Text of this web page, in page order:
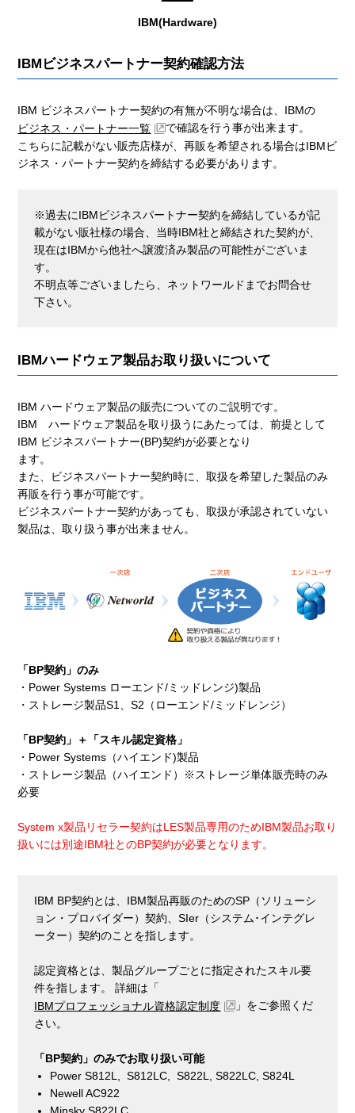
IBM(Hardware)
IBMビジネスパートナー契約確認方法
IBM ビジネスパートナー契約の有無が不明な場合は、IBMの
ビジネス・パートナー一覧
で確認を行う事が出来ます。
こちらに記載がない販売店様が、再販を希望される場合はIBMビ
ジネス・パートナー契約を締結する必要があります。
※過去にIBMビジネスパートナー契約を締結しているが記
載がない販社様の場合、当時IBM社と締結された契約が、
現在はIBMから他社へ譲渡済み製品の可能性がございま
す。
不明点等ございましたら、ネットワールドまでお問合せ
下さい。
IBMハードウェア製品お取り扱いについて
IBM ハードウェア製品の販売についてのご説明です。
IBM ハードウェア製品を取り扱うにあたっては、前提として
IBM ビジネスパートナー(BP)契約が必要となり
ます。
また、ビジネスパートナー契約時に、取扱を希望した製品のみ
再販を行う事が可能です。
ビジネスパートナー契約があっても、取扱が承認されていない
製品は、取り扱う事が出来ません。
「BP契約」のみ
・Power Systems ローエンド/ミッドレンジ)製品
・ストレージ製品S1、S2（ローエンド/ミッドレンジ）
「BP契約」＋「スキル認定資格」
・Power Systems（ハイエンド)製品
・ストレージ製品（ハイエンド）※ストレージ単体販売時のみ
必要
System x製品リセラー契約はLES製品専用のためIBM製品お取り
扱いには別途IBM社とのBP契約が必要となります。
IBM BP契約とは、IBM製品再販のためのSP（ソリューシ
ョン・プロバイダー）契約、SIer（システム･インテグレ
ーター）契約のことを指します。
認定資格とは、製品グループごとに指定されたスキル要
件を指します。 詳細は「
IBMプロフェッショナル資格認定制度
」をご参照くだ
さい。
「BP契約」のみでお取り扱い可能
Power S812L, S812LC, S822L, S822LC, S824L
Newell AC922